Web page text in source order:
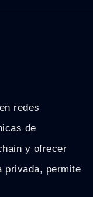
redes
de
y ofrecer
privada, permite